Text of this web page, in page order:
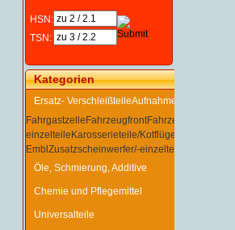
HSN:
TSN:
Kategorien
Ersatz- VerschleißteileAufnahme/Träger/
Fahrgastzelle FahrzeugfrontFahrzeugheck
einzelteile Karosserieteile/Kotflügel/Stoßfä
Embl Zusatzscheinwerfer/-einzelteile
Öle, Schmierung, Additive
Chemie und Pflegemittel
Universalteile